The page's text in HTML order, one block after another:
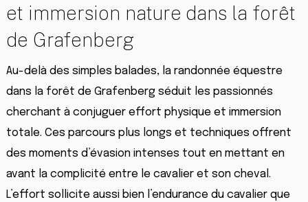
et immersion nature dans la forêt
de Grafenberg
Au-delà des simples balades, la randonnée équestre
dans la forêt de Grafenberg séduit les passionnés
cherchant à conjuguer effort physique et immersion
totale. Ces parcours plus longs et techniques offrent
des moments d’évasion intenses tout en mettant en
avant la complicité entre le cavalier et son cheval.
L’effort sollicite aussi bien l’endurance du cavalier que